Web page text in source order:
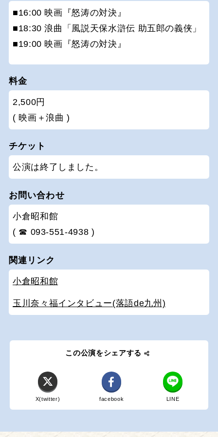
■16:00 映画『怒涛の対決』
■18:30 浪曲「風説天保水滸伝 助五郎の義侠」
■19:00 映画『怒涛の対決』
料金
2,500円
( 映画＋浪曲 )
チケット
公演は終了しました。
お問い合わせ
小倉昭和館
( ☎ 093-551-4938 )
関連リンク
小倉昭和館
玉川奈々福インタビュー(落語de九州)
この公演をシェアする
X(twitter) facebook LINE